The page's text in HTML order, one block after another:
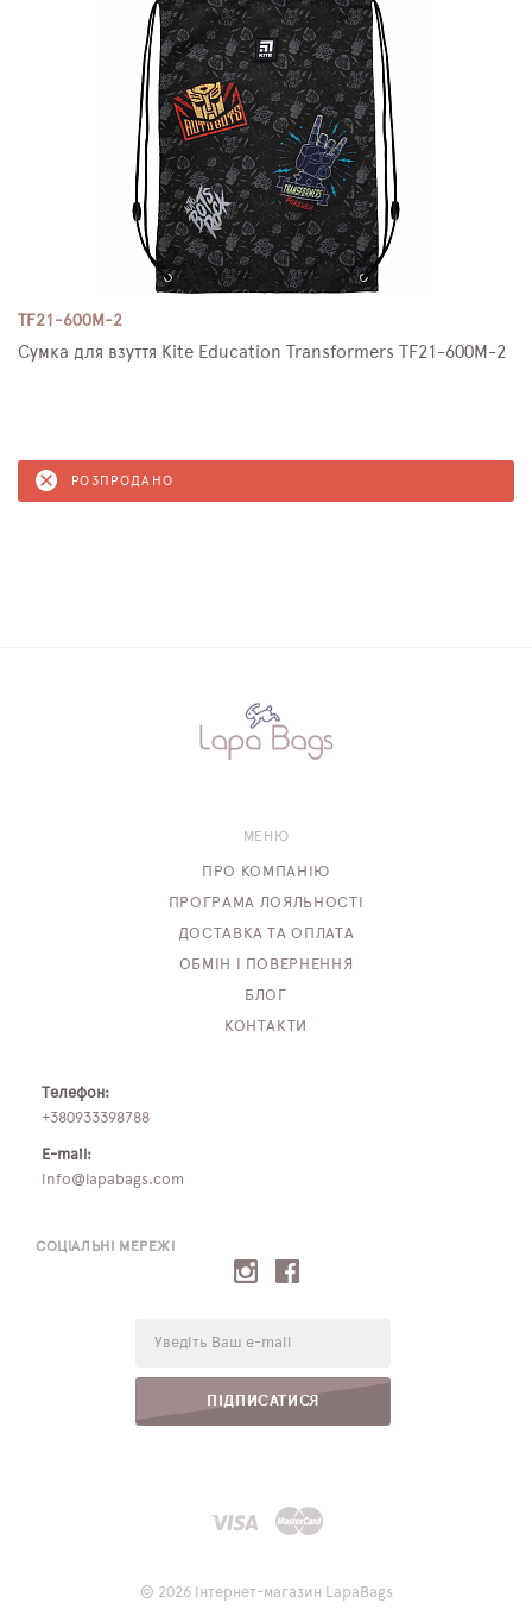
TF21-600M-2
Сумка для взуття Kite Education Transformers TF21-600M-2
РОЗПРОДАНО
СОЦІАЛЬНІ МЕРЕЖІ
ПІДПИСАТИСЯ
МЕНЮ
ПРО КОМПАНІЮ
ПРОГРАМА ЛОЯЛЬНОСТІ
ДОСТАВКА ТА ОПЛАТА
ОБМІН І ПОВЕРНЕННЯ
БЛОГ
КОНТАКТИ
Телефон:
+380933398788
E-mail:
info@lapabags.com
© 2026 Інтернет-магазин LapaBags